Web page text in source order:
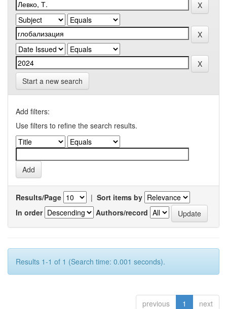
Start a new search
Add filters:
Use filters to refine the search results.
Results/Page | Sort items by
In order
Authors/record
Results 1-1 of 1 (Search time: 0.001 seconds).
previous 1 next